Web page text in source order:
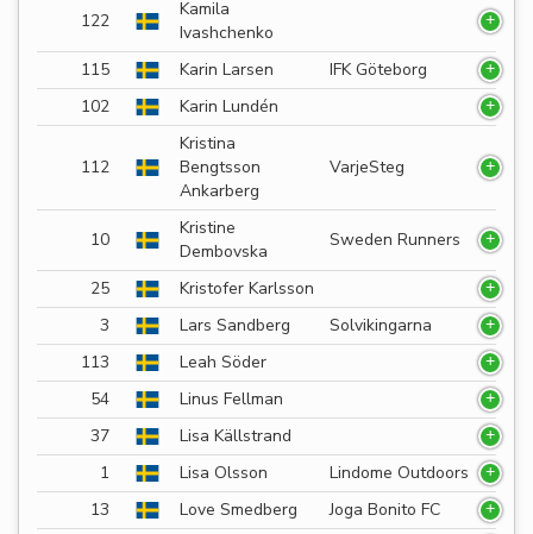
122
Kamila
Ivashchenko
115
Karin Larsen
IFK Göteborg
102
Karin Lundén
112
Kristina
Bengtsson
Ankarberg
VarjeSteg
10
Kristine
Dembovska
Sweden Runners
25
Kristofer Karlsson
3
Lars Sandberg
Solvikingarna
113
Leah Söder
54
Linus Fellman
37
Lisa Källstrand
1
Lisa Olsson
Lindome Outdoors
13
Love Smedberg
Joga Bonito FC